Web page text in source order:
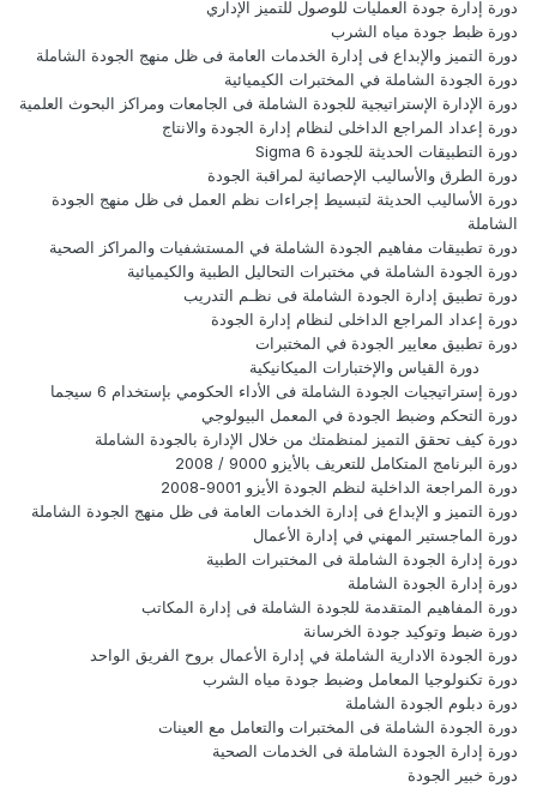
دورة إدارة جودة العمليات للوصول للتميز الإداري
دورة ظبط جودة مياه الشرب
دورة التميز والإبداع فى إدارة الخدمات العامة فى ظل منهج الجودة الشاملة
دورة الجودة الشاملة في المختبرات الكيميائية
دورة الإدارة الإستراتيجية للجودة الشاملة فى الجامعات ومراكز البحوث العلمية
دورة إعداد المراجع الداخلى لنظام إدارة الجودة والانتاج
دورة التطبيقات الحديثة للجودة Sigma 6
دورة الطرق والأساليب الإحصائية لمراقبة الجودة
دورة الأساليب الحديثة لتبسيط إجراءات نظم العمل فى ظل منهج الجودة
الشاملة
دورة تطبيقات مفاهيم الجودة الشاملة في المستشفيات والمراكز الصحية
دورة الجودة الشاملة في مختبرات التحاليل الطبية والكيميائية
دورة تطبيق إدارة الجودة الشاملة فى نظـم التدريب
دورة إعداد المراجع الداخلى لنظام إدارة الجودة
دورة تطبيق معايير الجودة في المختبرات
دورة القياس والإختبارات الميكانيكية
دورة إستراتيجيات الجودة الشاملة فى الأداء الحكومي بإستخدام 6 سيجما
دورة التحكم وضبط الجودة في المعمل البيولوجي
دورة كيف تحقق التميز لمنظمتك من خلال الإدارة بالجودة الشاملة
دورة البرنامج المتكامل للتعريف بالأيزو 9000 / 2008
دورة المراجعة الداخلية لنظم الجودة الأيزو 9001-2008
دورة التميز و الإبداع فى إدارة الخدمات العامة فى ظل منهج الجودة الشاملة
دورة الماجستير المهني في إدارة الأعمال
دورة إدارة الجودة الشاملة فى المختبرات الطبية
دورة إدارة الجودة الشاملة
دورة المفاهيم المتقدمة للجودة الشاملة فى إدارة المكاتب
دورة ضبط وتوكيد جودة الخرسانة
دورة الجودة الادارية الشاملة في إدارة الأعمال بروح الفريق الواحد
دورة تكنولوجيا المعامل وضبط جودة مياه الشرب
دورة دبلوم الجودة الشاملة
دورة الجودة الشاملة فى المختبرات والتعامل مع العينات
دورة إدارة الجودة الشاملة فى الخدمات الصحية
دورة خبير الجودة